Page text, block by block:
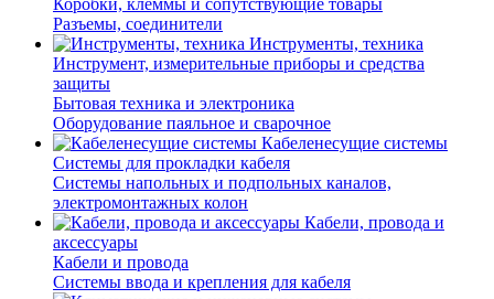
Разъемы, соединители
Инструменты, техника
Инструмент, измерительные приборы и средства
защиты
Бытовая техника и электроника
Оборудование паяльное и сварочное
Кабеленесущие системы
Системы для прокладки кабеля
Системы напольных и подпольных каналов,
электромонтажных колон
Кабели, провода и
аксессуары
Кабели и провода
Системы ввода и крепления для кабеля